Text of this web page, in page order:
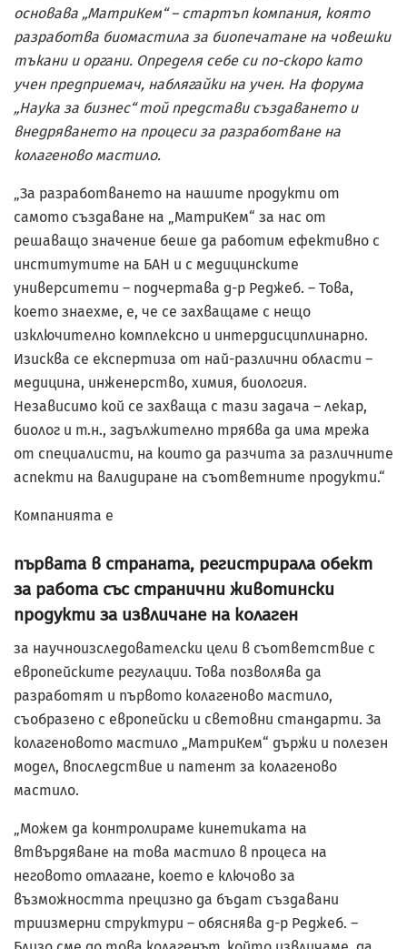
основава „МатриКем“ – стартъп компания, която
разработва биомастила за биопечатане на човешки
тъкани и органи. Определя себе си по-скоро като
учен предприемач, наблягайки на учен. На форума
„Наука за бизнес“ той представи създаването и
внедряването на процеси за разработване на
колагеново мастило.
„За разработването на нашите продукти от
самото създаване на „МатриКем“ за нас от
решаващо значение беше да работим ефективно с
институтите на БАН и с медицинските
университети – подчертава д-р Реджеб. – Това,
което знаехме, е, че се захващаме с нещо
изключително комплексно и интердисциплинарно.
Изисква се експертиза от най-различни области –
медицина, инженерство, химия, биология.
Независимо кой се захваща с тази задача – лекар,
биолог и т.н., задължително трябва да има мрежа
от специалисти, на които да разчита за различните
аспекти на валидиране на съответните продукти.“
Компанията е
първата в страната, регистрирала обект
за работа със странични животински
продукти за извличане на колаген
за научноизследователски цели в съответствие с
европейските регулации. Това позволява да
разработят и първото колагеново мастило,
съобразено с европейски и световни стандарти. За
колагеновото мастило „МатриКем“ държи и полезен
модел, впоследствие и патент за колагеново
мастило.
„Можем да контролираме кинетиката на
втвърдяване на това мастило в процеса на
неговото отлагане, което е ключово за
възможността прецизно да бъдат създавани
триизмерни структури – обяснява д-р Реджеб. –